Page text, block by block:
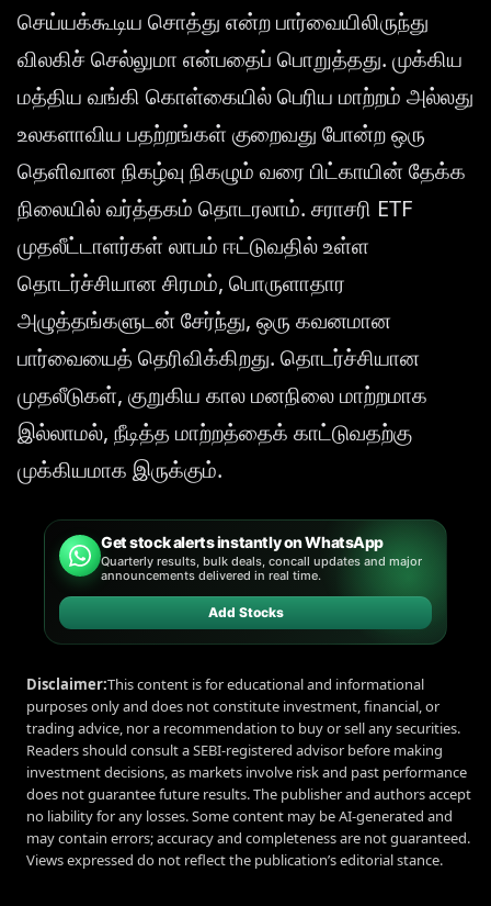
செய்யக்கூடிய சொத்து என்ற பார்வையிலிருந்து
விலகிச் செல்லுமா என்பதைப் பொறுத்தது. முக்கிய
மத்திய வங்கி கொள்கையில் பெரிய மாற்றம் அல்லது
உலகளாவிய பதற்றங்கள் குறைவது போன்ற ஒரு
தெளிவான நிகழ்வு நிகழும் வரை பிட்காயின் தேக்க
நிலையில் வர்த்தகம் தொடரலாம். சராசரி ETF
முதலீட்டாளர்கள் லாபம் ஈட்டுவதில் உள்ள
தொடர்ச்சியான சிரமம், பொருளாதார
அழுத்தங்களுடன் சேர்ந்து, ஒரு கவனமான
பார்வையைத் தெரிவிக்கிறது. தொடர்ச்சியான
முதலீடுகள், குறுகிய கால மனநிலை மாற்றமாக
இல்லாமல், நீடித்த மாற்றத்தைக் காட்டுவதற்கு
முக்கியமாக இருக்கும்.
Get stock alerts instantly on WhatsApp
Quarterly results, bulk deals, concall updates and major
announcements delivered in real time.
Add Stocks
Disclaimer:This content is for educational and informational
purposes only and does not constitute investment, financial, or
trading advice, nor a recommendation to buy or sell any securities.
Readers should consult a SEBI-registered advisor before making
investment decisions, as markets involve risk and past performance
does not guarantee future results. The publisher and authors accept
no liability for any losses. Some content may be AI-generated and
may contain errors; accuracy and completeness are not guaranteed.
Views expressed do not reflect the publication’s editorial stance.